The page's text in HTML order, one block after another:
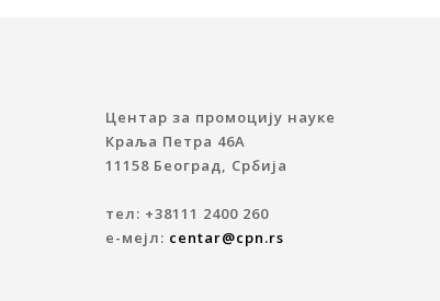
Центар за промоцију науке
Краља Петра 46A
11158 Београд, Србија
тел: +38111 2400 260
е-мејл: centar@cpn.rs